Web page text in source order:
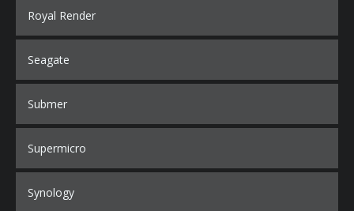
Royal Render
Seagate
Submer
Supermicro
Synology